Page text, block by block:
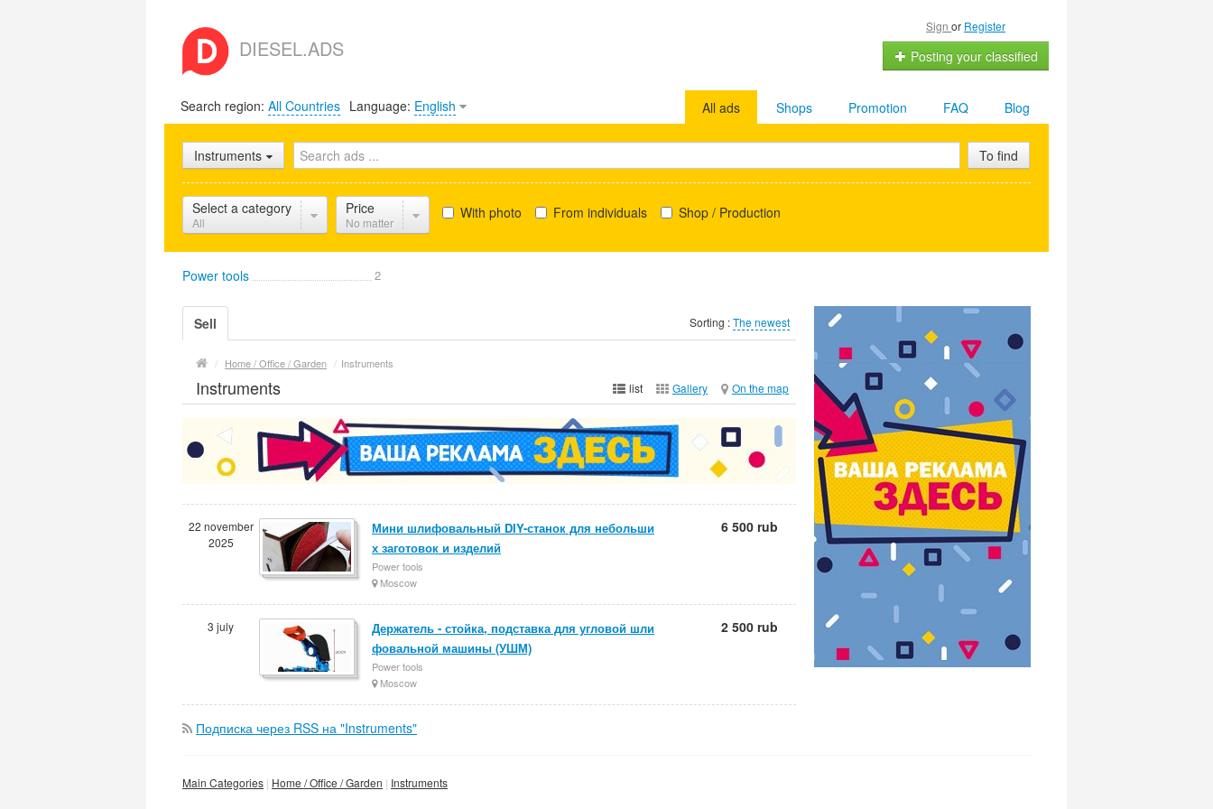
DIESEL.ADS
Sign or Register
Posting your classified
Search region: All Countries Language: English Blog
FAQ
Promotion
Shops
All ads
Instruments To find
Select a category
All
Price
No matter
With photo From individuals Shop / Production
Power tools 2
Sell Sorting :The newest
/ Home / Office / Garden / Instruments
Instruments list Gallery On the map
22 november
2025
Мини шлифовальный DIY-станок для небольши
х заготовок и изделий
Power tools
Moscow
6 500 rub
3 july
Держатель - стойка, подставка для угловой шли
фовальной машины (УШМ)
Power tools
Moscow
2 500 rub
Подписка через RSS на "Instruments"
Main Categories Home / Office / Garden Instruments